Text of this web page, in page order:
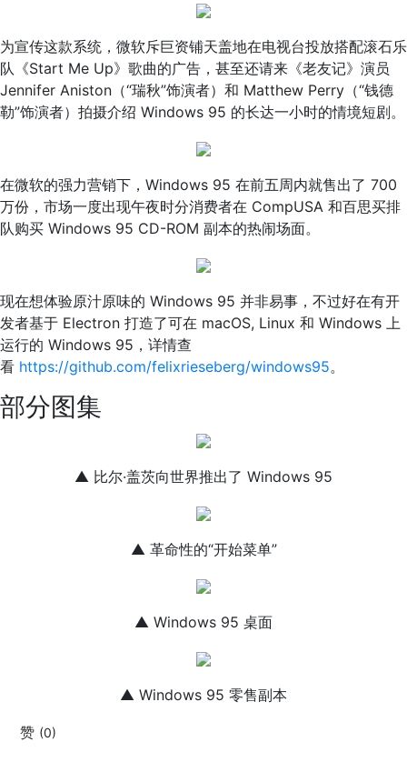
为宣传这款系统，微软斥巨资铺天盖地在电视台投放搭配滚石乐
队《Start Me Up》歌曲的广告，甚至还请来《老友记》演员
Jennifer Aniston（“瑞秋”饰演者）和 Matthew Perry（“钱德
勒”饰演者）拍摄介绍 Windows 95 的长达一小时的情境短剧。
在微软的强力营销下，Windows 95 在前五周内就售出了 700
万份，市场一度出现午夜时分消费者在 CompUSA 和百思买排
队购买 Windows 95 CD-ROM 副本的热闹场面。
现在想体验原汁原味的 Windows 95 并非易事，不过好在有开
发者基于 Electron 打造了可在 macOS, Linux 和 Windows 上
运行的 Windows 95，详情查
看 https://github.com/felixrieseberg/windows95。
部分图集
▲ 比尔·盖茨向世界推出了 Windows 95
▲ 革命性的“开始菜单”
▲ Windows 95 桌面
▲ Windows 95 零售副本
赞 (0)